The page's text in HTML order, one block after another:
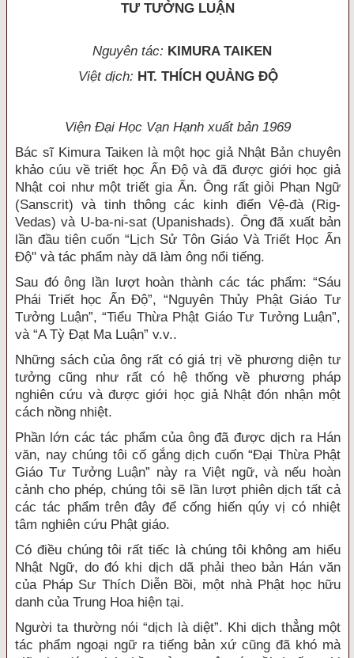
TƯ TƯỞNG LUẬN
Nguyên tác: KIMURA TAIKEN
Việt dịch: HT. THÍCH QUẢNG ĐỘ
Viện Đại Học Vạn Hạnh xuất bản 1969
Bác sĩ Kimura Taiken là một học giả Nhật Bản chuyên
khảo cúu về triết học Ấn Độ và đã được giới học giả
Nhật coi như một triết gia Ẩn. Ông rất giỏi Phạn Ngữ
(Sanscrit) và tinh thông các kinh điển Vệ-đà (Rig-
Vedas) và U-ba-ni-sat (Upanishads). Ông đã xuất bản
lần đầu tiên cuốn “Lịch Sử Tôn Giáo Và Triết Học Ấn
Độ" và tác phẩm này dã làm ông nổi tiếng.
Sau đó ông lần lượt hoàn thành các tác phẩm: “Sáu
Phái Triết học Ấn Độ”, “Nguyên Thủy Phật Giáo Tư
Tưởng Luận”, “Tiểu Thừa Phật Giáo Tư Tưởng Luận”,
và “A Tỳ Đạt Ma Luận” v.v..
Những sách của ông rất có giá trị về phương diện tư
tưởng cũng như rất có hệ thống về phương pháp
nghiên cứu và được giới học giả Nhật đón nhận một
cách nồng nhiệt.
Phần lớn các tác phẩm của ông đã được dịch ra Hán
văn, nay chúng tôi cố gắng dịch cuốn “Đại Thừa Phật
Giáo Tư Tưởng Luận” này ra Việt ngữ, và nếu hoàn
cảnh cho phép, chúng tôi sẽ lần lượt phiên dịch tất cả
các tác phẩm trên đây để cống hiến qúy vị có nhiệt
tâm nghiên cứu Phật giáo.
Có điều chúng tôi rất tiếc là chúng tôi không am hiểu
Nhật Ngữ, do đó khi dịch dã phải theo bản Hán văn
của Pháp Sư Thích Diễn Bồi, một nhà Phật học hữu
danh của Trung Hoa hiện tại.
Người ta thường nói “dịch là diệt”. Khi dịch thẳng một
tác phẩm ngoại ngữ ra tiếng bản xứ cũng đã khó mà